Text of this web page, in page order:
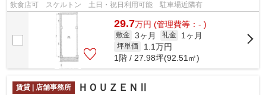
飲食店可 スケルトン 土日・祝日利用可能 駐車場近隣有
29.7万円 (管理費等：- )
敷金 3ヶ月 礼金 1ヶ月
坪単価 1.1万円
1階 / 27.98坪(92.51㎡)
賃貸 | 店舗事務所 ＨＯＵＺＥＮⅡ